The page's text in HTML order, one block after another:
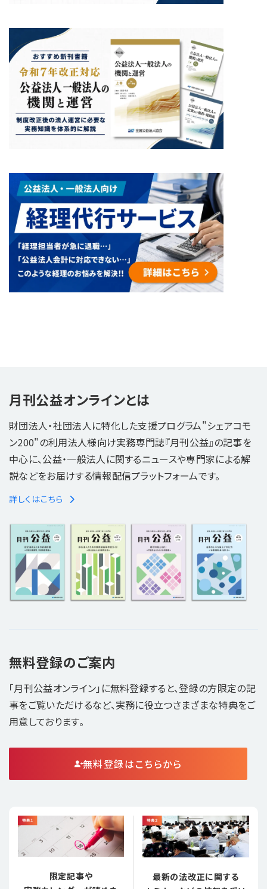
月刊公益オンラインとは
財団法人・社団法人に特化した支援プログラム"シェアコモ
ン200"の利用法人様向け実務専門誌『月刊公益』の記事を
中心に、公益・一般法人に関するニュースや専門家による解
説などをお届けする情報配信プラットフォームです。
詳しくはこちら
無料登録のご案内
「月刊公益オンライン」に無料登録すると、登録の方限定の記
事をご覧いただけるなど、実務に役立つさまざまな特典をご
用意しております。
無料登録はこちらから
限定記事や
最新の法改正に関する